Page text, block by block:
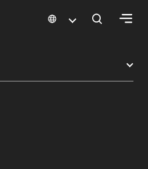
樟宜机场购物指南 购物详情